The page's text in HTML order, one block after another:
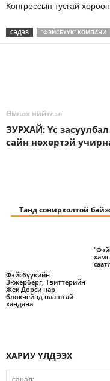
Конгрессын тусгай
СЭДЭВ "ФЭЙСБҮҮК" КОМПАНИ
Өмнөх нийтлэл
ЗУРХАЙ: Үс засуулбал
сайн нөхөртэй
Танд сонирхолтой
Фэйсбүүкийн
Зюкерберг, Твиттерийн
Жек Дорси нар
блокчейнд нааштай
хандана
ХАРИУ ҮЛДЭЭХ